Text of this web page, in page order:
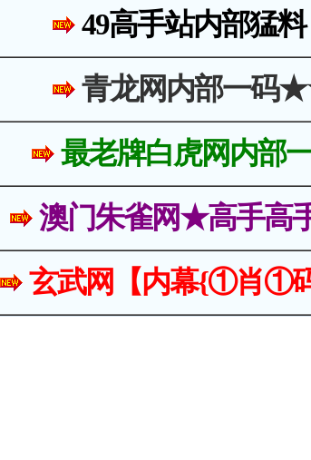
49高手站内部猛
青龙网内部一码
最老牌白虎网内部
澳门朱雀网★高手高
玄武网【内幕{①肖①